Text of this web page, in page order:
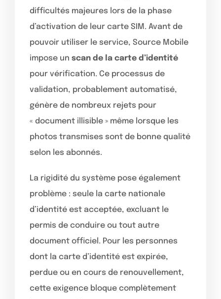
difficultés majeures lors de la phase
d’activation de leur carte SIM. Avant de
pouvoir utiliser le service, Source Mobile
impose un scan de la carte d’identité
pour vérification. Ce processus de
validation, probablement automatisé,
génère de nombreux rejets pour
« document illisible » même lorsque les
photos transmises sont de bonne qualité
selon les abonnés.
La rigidité du système pose également
problème : seule la carte nationale
d’identité est acceptée, excluant le
permis de conduire ou tout autre
document officiel. Pour les personnes
dont la carte d’identité est expirée,
perdue ou en cours de renouvellement,
cette exigence bloque complètement